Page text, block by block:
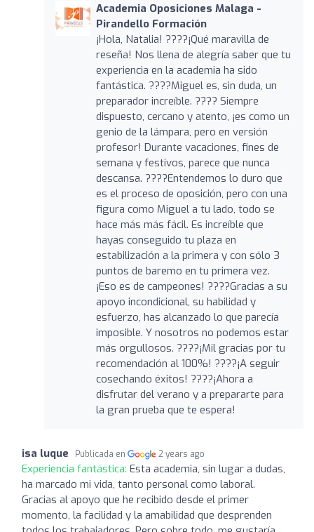
Academia Oposiciones Malaga -
Pirandello Formación
¡Hola, Natalia! ????¡Qué maravilla de
reseña! Nos llena de alegría saber que tu
experiencia en la academia ha sido
fantástica. ????Miguel es, sin duda, un
preparador increíble. ???? Siempre
dispuesto, cercano y atento, ¡es como un
genio de la lámpara, pero en versión
profesor! Durante vacaciones, fines de
semana y festivos, parece que nunca
descansa. ????Entendemos lo duro que
es el proceso de oposición, pero con una
figura como Miguel a tu lado, todo se
hace más más fácil. Es increíble que
hayas conseguido tu plaza en
estabilización a la primera y con sólo 3
puntos de baremo en tu primera vez.
¡Eso es de campeones! ????Gracias a su
apoyo incondicional, su habilidad y
esfuerzo, has alcanzado lo que parecía
imposible. Y nosotros no podemos estar
más orgullosos. ????¡Mil gracias por tu
recomendación al 100%! ????¡A seguir
cosechando éxitos! ????¡Ahora a
disfrutar del verano y a prepararte para
la gran prueba que te espera!
isa luque Publicada en 2 years ago
Experiencia fantástica: Esta academia, sin lugar a dudas,
ha marcado mi vida, tanto personal como laboral.
Gracias al apoyo que he recibido desde el primer
momento, la facilidad y la amabilidad que desprenden